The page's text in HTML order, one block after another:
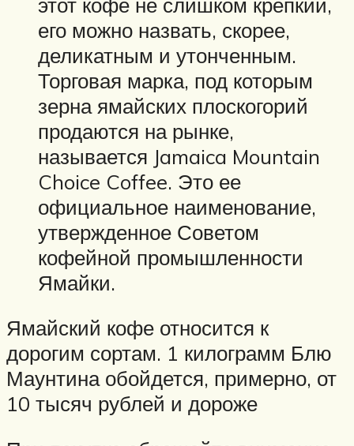
его можно назвать, скорее,
деликатным и утонченным.
Торговая марка, под которым
зерна ямайских плоскогорий
продаются на рынке,
называется Jamaica Mountain
Choice Coffee. Это ее
официальное наименование,
утвержденное Советом
кофейной промышленности
Ямайки.
Ямайский кофе относится к
дорогим сортам. 1 килограмм Блю
Маунтина обойдется, примерно, от
10 тысяч рублей и дороже